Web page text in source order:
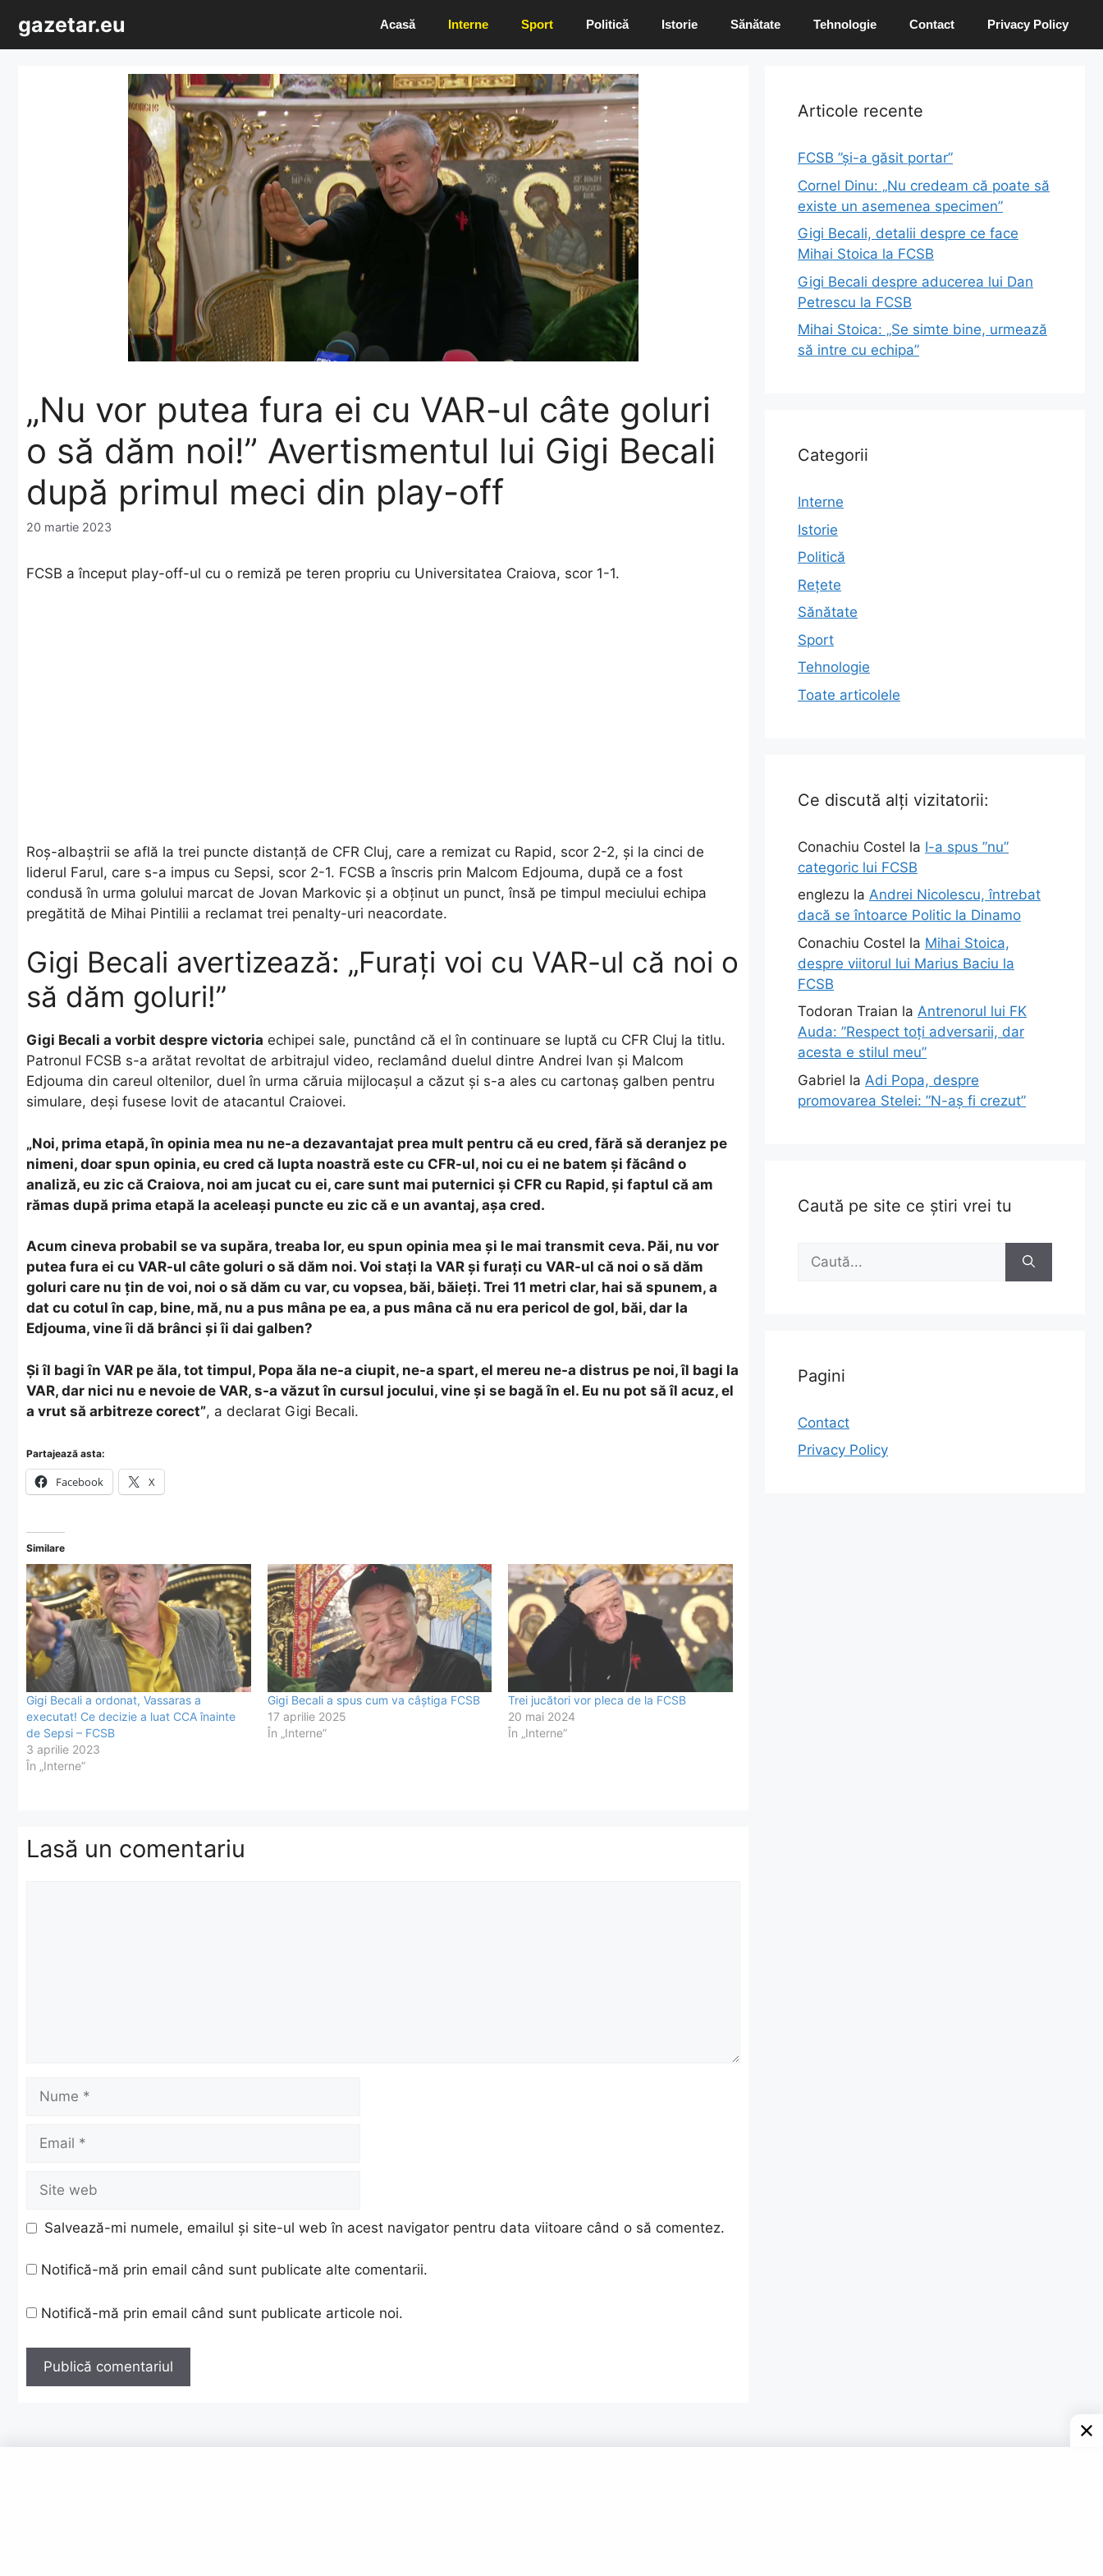
conținut
gazetar.eu Acasă Interne Sport Politică Istorie Sănătate Tehnologie Contact Privacy Policy
„Nu vor putea fura ei cu VAR-ul câte goluri
o să dăm noi!” Avertismentul lui Gigi Becali
după primul meci din play-off
20 martie 2023
FCSB a început play-off-ul cu o remiză pe teren propriu cu Universitatea Craiova, scor 1-1.
Roș-albaștrii se află la trei puncte distanță de CFR Cluj, care a remizat cu Rapid, scor 2-2, și la cinci de
liderul Farul, care s-a impus cu Sepsi, scor 2-1. FCSB a înscris prin Malcom Edjouma, după ce a fost
condusă în urma golului marcat de Jovan Markovic și a obținut un punct, însă pe timpul meciului echipa
pregătită de Mihai Pintilii a reclamat trei penalty-uri neacordate.
Gigi Becali avertizează: „Furați voi cu VAR-ul că noi o
să dăm goluri!”
Gigi Becali a vorbit despre victoria echipei sale, punctând că el în continuare se luptă cu CFR Cluj la titlu.
Patronul FCSB s-a arătat revoltat de arbitrajul video, reclamând duelul dintre Andrei Ivan și Malcom
Edjouma din careul oltenilor, duel în urma căruia mijlocașul a căzut și s-a ales cu cartonaș galben pentru
simulare, deși fusese lovit de atacantul Craiovei.
„Noi, prima etapă, în opinia mea nu ne-a dezavantajat prea mult pentru că eu cred, fără să deranjez pe
nimeni, doar spun opinia, eu cred că lupta noastră este cu CFR-ul, noi cu ei ne batem și făcând o
analiză, eu zic că Craiova, noi am jucat cu ei, care sunt mai puternici și CFR cu Rapid, și faptul că am
rămas după prima etapă la aceleași puncte eu zic că e un avantaj, așa cred.
Acum cineva probabil se va supăra, treaba lor, eu spun opinia mea și le mai transmit ceva. Păi, nu vor
putea fura ei cu VAR-ul câte goluri o să dăm noi. Voi stați la VAR și furați cu VAR-ul că noi o să dăm
goluri care nu țin de voi, noi o să dăm cu var, cu vopsea, băi, băieți. Trei 11 metri clar, hai să spunem, a
dat cu cotul în cap, bine, mă, nu a pus mâna pe ea, a pus mâna că nu era pericol de gol, băi, dar la
Edjouma, vine îi dă brânci și îi dai galben?
Și îl bagi în VAR pe ăla, tot timpul, Popa ăla ne-a ciupit, ne-a spart, el mereu ne-a distrus pe noi, îl bagi la
VAR, dar nici nu e nevoie de VAR, s-a văzut în cursul jocului, vine și se bagă în el. Eu nu pot să îl acuz, el
a vrut să arbitreze corect”, a declarat Gigi Becali.
Partajează asta:
Facebook X
Similare
Gigi Becali a ordonat, Vassaras a
executat! Ce decizie a luat CCA înainte
de Sepsi – FCSB
3 aprilie 2023
În „Interne”
Gigi Becali a spus cum va câştiga FCSB
17 aprilie 2025
În „Interne”
Trei jucători vor pleca de la FCSB
20 mai 2024
În „Interne”
Lasă un comentariu
Nume
Email
Site
web
Salvează-mi numele, emailul și site-ul web în acest navigator pentru data viitoare când o să comentez.
Notifică-mă prin email când sunt publicate alte comentarii.
Notifică-mă prin email când sunt publicate articole noi.
Articole recente
FCSB ”și-a găsit portar”
Cornel Dinu: „Nu credeam că poate să
existe un asemenea specimen”
Gigi Becali, detalii despre ce face
Mihai Stoica la FCSB
Gigi Becali despre aducerea lui Dan
Petrescu la FCSB
Mihai Stoica: „Se simte bine, urmează
să intre cu echipa”
Categorii
Interne
Istorie
Politică
Rețete
Sănătate
Sport
Tehnologie
Toate articolele
Ce discută alți vizitatorii:
Conachiu Costel la I-a spus ”nu”
categoric lui FCSB
englezu la Andrei Nicolescu, întrebat
dacă se întoarce Politic la Dinamo
Conachiu Costel la Mihai Stoica,
despre viitorul lui Marius Baciu la
FCSB
Todoran Traian la Antrenorul lui FK
Auda: ”Respect toți adversarii, dar
acesta e stilul meu”
Gabriel la Adi Popa, despre
promovarea Stelei: ”N-aș fi crezut”
Caută pe site ce știri vrei tu
după:
Pagini
Contact
Privacy Policy